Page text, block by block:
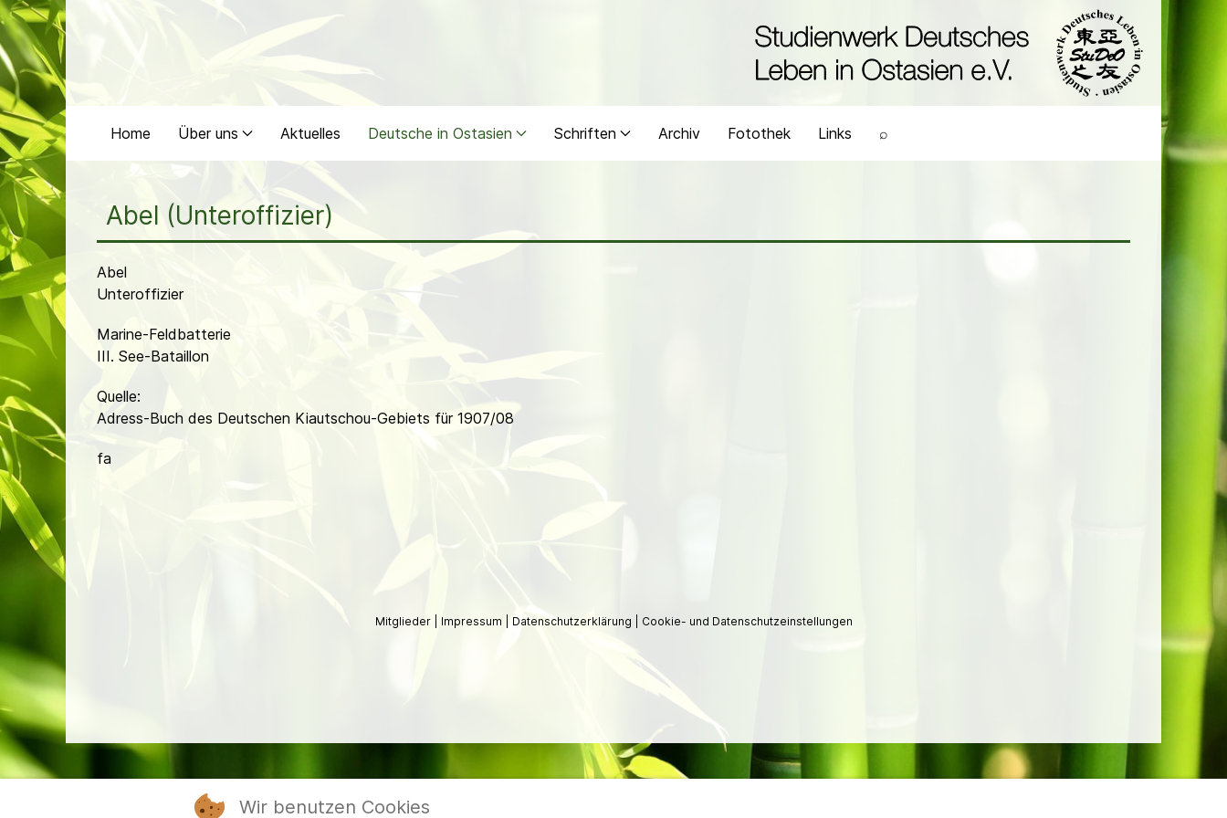
Home Über uns Aktuelles Deutsche in Ostasien Schriften Archiv Fotothek Links ⌕
Abel (Unteroffizier)
Abel
Unteroffizier
Marine-Feldbatterie
III. See-Bataillon
Quelle:
Adress-Buch des Deutschen Kiautschou-Gebiets für 1907/08
fa
Mitglieder Impressum Datenschutzerklärung Cookie- und Datenschutzeinstellungen
Wir benutzen Cookies